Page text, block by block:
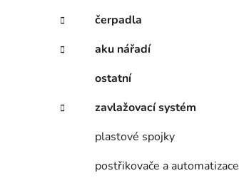
čerpadla
aku nářadí
ostatní
zavlažovací systém
plastové spojky
postřikovače a automatizace